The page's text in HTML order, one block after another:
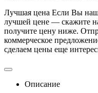
Лучшая цена Если Вы
лучшей цене — скажите
получите цену ниже.
коммерческое
сделаем цены еще
Описание